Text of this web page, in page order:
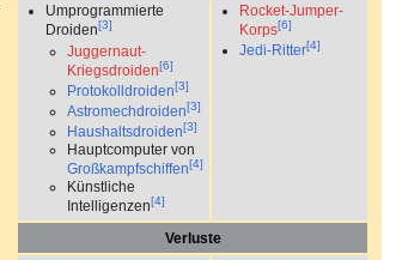
Umprogrammierte
Droiden[3]
Juggernaut-
Kriegsdroiden[6]
Protokolldroiden[3]
Astromechdroiden[3]
Haushaltsdroiden[3]
Hauptcomputer von
Großkampfschiffen[4]
Künstliche
Intelligenzen[4]
Rocket-Jumper-
Korps[6]
Jedi-Ritter[4]
Verluste